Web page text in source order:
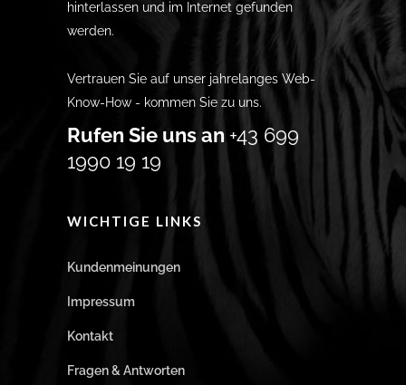
hinterlassen und im Internet gefunden
werden.
Vertrauen Sie auf unser jahrelanges Web-
Know-How - kommen Sie zu uns.
Rufen Sie uns an +43 699
1990 19 19
WICHTIGE LINKS
Kundenmeinungen
Impressum
Kontakt
Fragen & Antworten